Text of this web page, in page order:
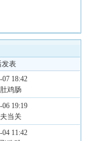
发表
07 18:42
鸡肠
06 19:19
当关
04 11:42